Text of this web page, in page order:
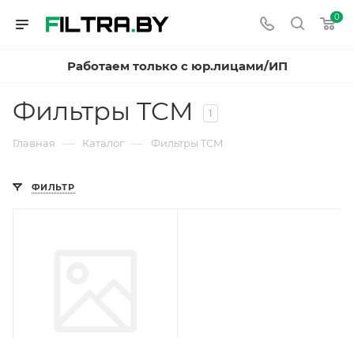
0
Работаем только с юр.лицами/ИП
Фильтры TCM 1
Главная — Каталог — Фильтры TCM
ФИЛЬТР